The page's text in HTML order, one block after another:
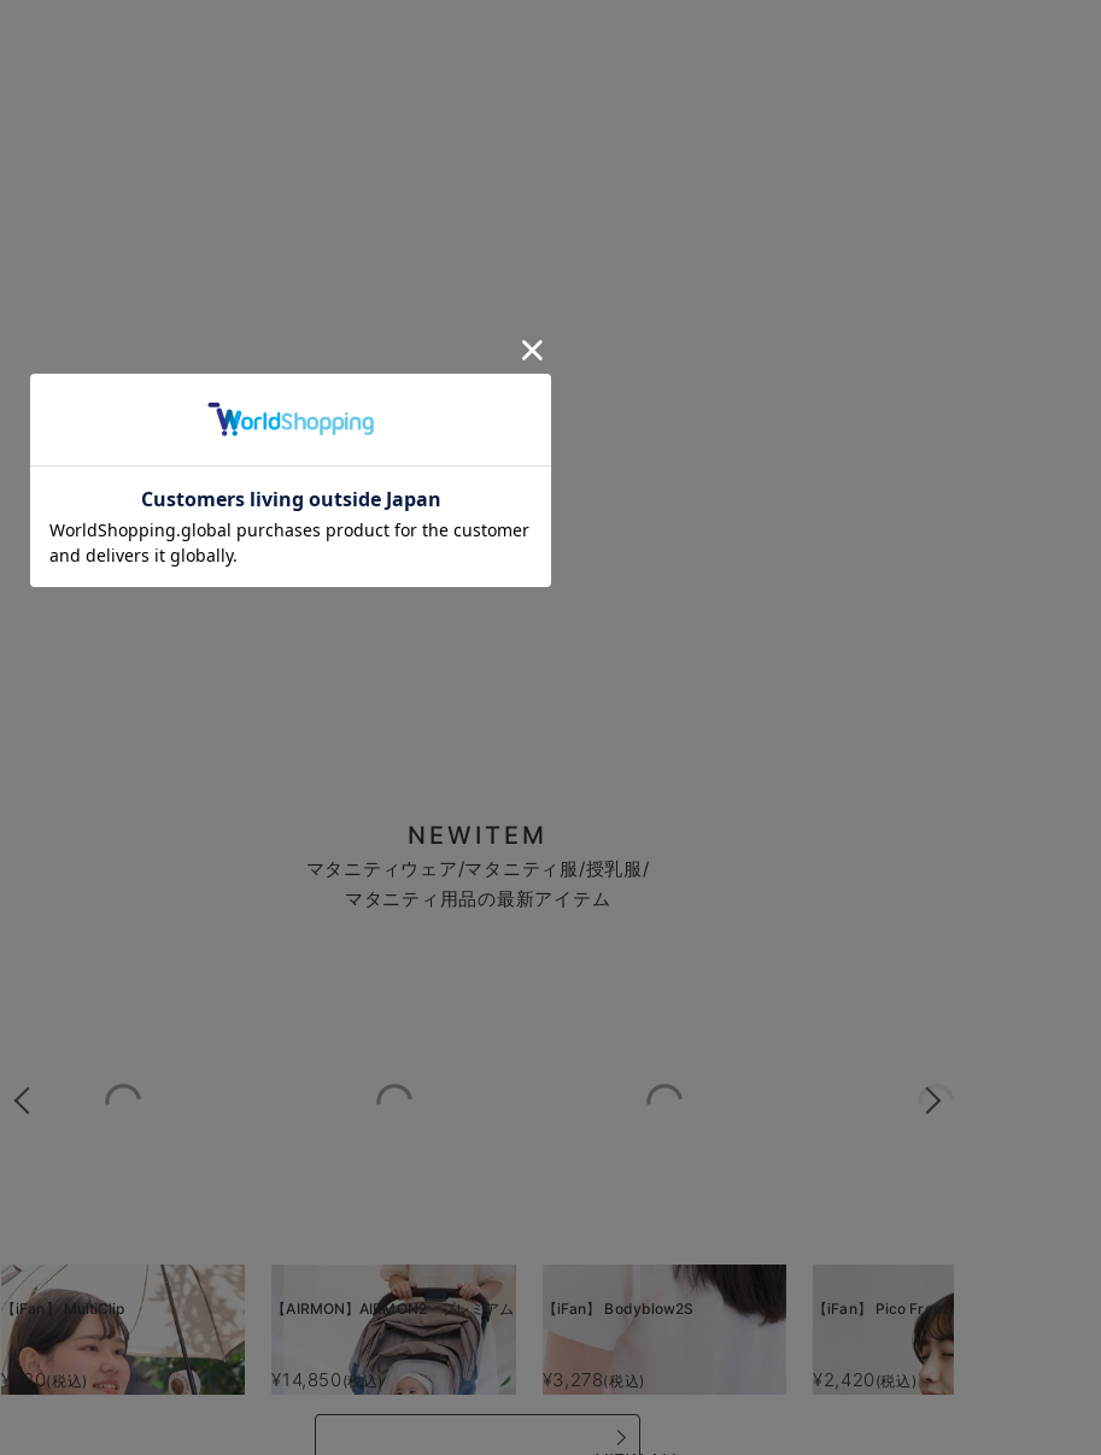
NEWITEM
マタニティウェア/マタニティ服/授乳服/
マタニティ用品の最新アイテム
【iFan】 MultiClip
¥880(税込)
【AIRMON】AIRMON2 プレミアム
¥14,850 (税込)
【iFan】 Bodyblow2S
¥3,278(税込)
【iFan】 Pico Freeze
¥2,420 (税込)
お気に入り商品を確認する